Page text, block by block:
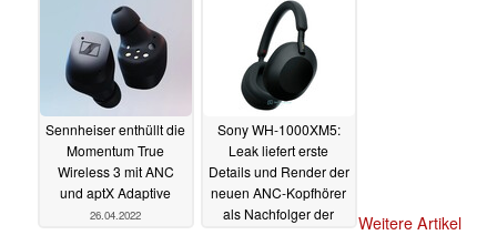
Kopfumfang
Sennheiser enthüllt die
Momentum True
Wireless 3 mit ANC
und aptX Adaptive
26.04.2022
Sony WH-1000XM5:
Leak liefert erste
Details und Render der
neuen ANC-Kopfhörer
als Nachfolger der
Weitere Artikel